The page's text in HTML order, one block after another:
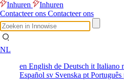
Inhuren
Inhuren
Contacteer ons Contacteer ons
NL
en English de Deutsch it Italiano
Español sv Svenska pt Português